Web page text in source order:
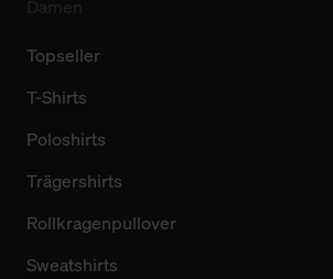
Topseller
T-Shirts
Poloshirts
Trägershirts
Rollkragenpullover
Sweatshirts